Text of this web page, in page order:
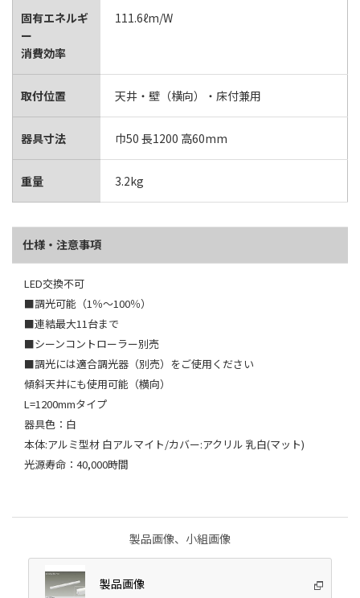
固有エネルギ
ー
消費効率
111.6ℓm/W
取付位置 天井・壁（横向）・床付兼用
器具寸法 巾50 長1200 高60mm
重量 3.2kg
仕様・注意事項
LED交換不可
■調光可能（1％～100％）
■連結最大11台まで
■シーンコントローラー別売
■調光には適合調光器（別売）をご使用ください
傾斜天井にも使用可能（横向）
L=1200mmタイプ
器具色：白
本体:アルミ型材 白アルマイト/カバー:アクリル 乳白(マット)
光源寿命：40,000時間
製品画像、小組画像
製品画像